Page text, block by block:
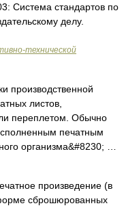
Система стандартов по
делу.
технической
производственной
листов,
переплетом. Обычно
печатным
организма&#8230; …
произведение (в
сброшюрованных